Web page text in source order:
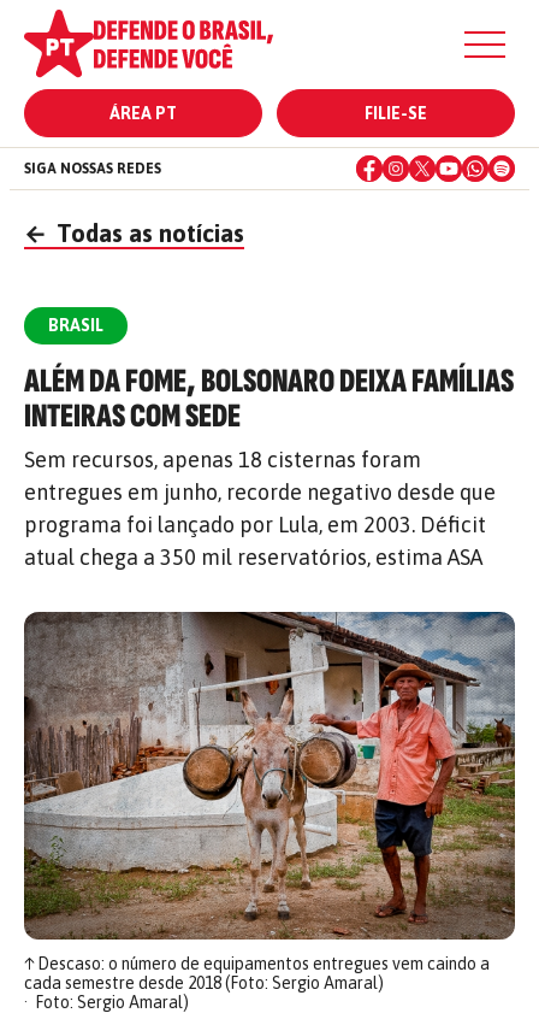
ÁREA PT FILIE-SE
SIGA NOSSAS REDES
← Todas as notícias
BRASIL
ALÉM DA FOME, BOLSONARO DEIXA FAMÍLIAS
INTEIRAS COM SEDE
Sem recursos, apenas 18 cisternas foram
entregues em junho, recorde negativo desde que
programa foi lançado por Lula, em 2003. Déficit
atual chega a 350 mil reservatórios, estima ASA
↑Descaso: o número de equipamentos entregues vem caindo a
cada semestre desde 2018 (Foto: Sergio Amaral)
Foto: Sergio Amaral)